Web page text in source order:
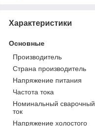
Характеристики
Основные
Производитель
Страна производитель
Напряжение питания
Частота тока
Номинальный сварочный
ток
Напряжение холостого